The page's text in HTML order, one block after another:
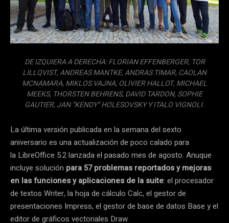
DE IZQUIERA A DERECHA: FLORIAN EFFENBERGER, TOR
LILLQVIST, ANDREAS MANTKE, ANDRAS TIMAR, CAOLAN
MCNAMARA, MIKLOS VAJNA, OLIVIER HALLOT, MICHAEL
MEEKS, THORSTEN BEHRENS, DAVID TARDON, SOPHIE
GAUTIER, JAN “KENDY” HOLESOVSKY Y ITALO VIGNOLI.
La última versión publicada en la semana del sexto
aniversario es una actualización de poco calado para
la LibreOffice 5.2 lanzada el pasado mes de agosto. Anuque
incluye solución para 57 problemas reportados y mejoras
en las funciones y aplicaciones de la suite: el procesador
de textos Writer, la hoja de cálculo Calc, el gestor de
presentaciones Impress, el gestor de base de datos Base y el
editor de gráficos vectoriales Draw.